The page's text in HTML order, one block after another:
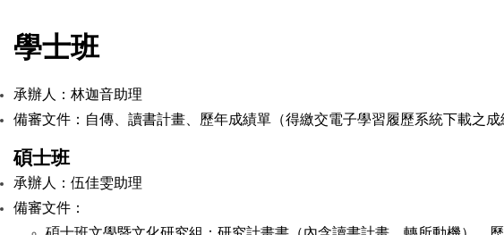
學士班
承辦人：林迦音助理
備審文件：自傳、讀書計畫、歷年成績單（得繳交電子學習履歷系統下載之成
碩士班
承辦人：伍佳雯助理
備審文件：